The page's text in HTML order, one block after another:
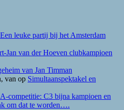
Een leuke partij bij het Amsterdam
Jan van der Hoeven clubkampioen
van Jan Timman
van op Simultaanspektakel en
competitie: C3 bijna kampioen en
om dat te worden….